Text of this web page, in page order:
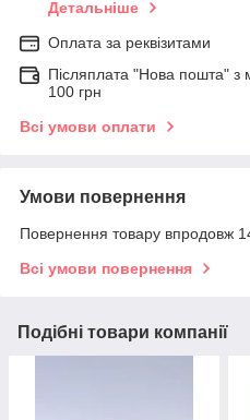
Детальніше
Оплата за реквізитами
Післяплата "Нова пошта" з
100 грн
Всі умови оплати
Умови повернення
Повернення товару впродовж
Всі умови повернення
Подібні товари компанії